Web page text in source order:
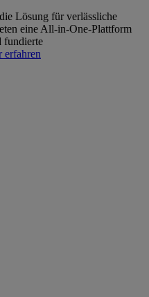
Lösung für verlässliche
eine All-in-One-Plattform
fundierte
erfahren